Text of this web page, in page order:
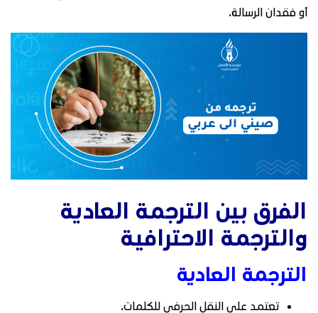
أو فقدان الرسالة.
الفرق بين الترجمة العادية
والترجمة الاحترافية
الترجمة العادية
تعتمد على النقل الحرفي للكلمات.